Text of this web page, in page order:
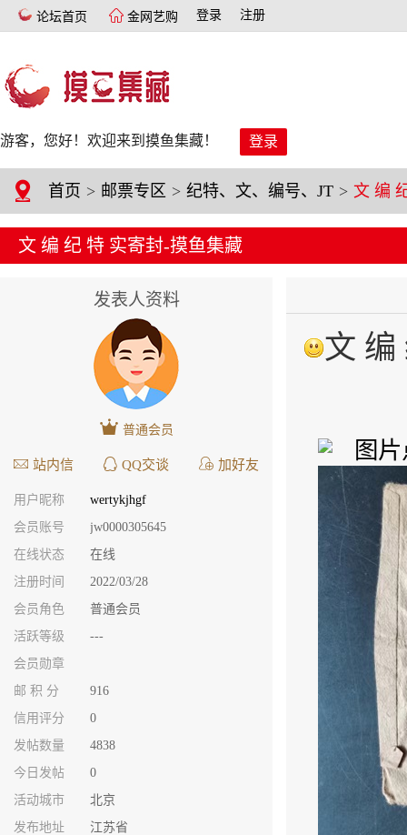
论坛首页 金网艺购 登录 注册
游客，您好！欢迎来到摸鱼集藏！ 登录
首页 > 邮票专区 > 纪特、文、编号、JT >
文 编 纪 特 实寄封-摸鱼集藏
发表人资料
普通会员
站内信 QQ交谈 加好友
用户昵称
wertykjhgf
会员账号
jw0000305645
在线状态
在线
注册时间
2022/03/28
会员角色
普通会员
活跃等级
---
会员勋章
邮 积 分
916
信用评分
0
发帖数量
4838
今日发帖
0
活动城市
北京
发布地址
江苏省
文 编